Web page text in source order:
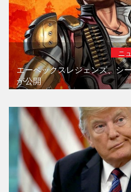
ニ
エーペックスレジェンズ、シ
が公開